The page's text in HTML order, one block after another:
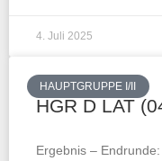
4. Juli 2025
HAUPTGRUPPE I/II
HGR D LAT
Ergebnis – Endrunde: